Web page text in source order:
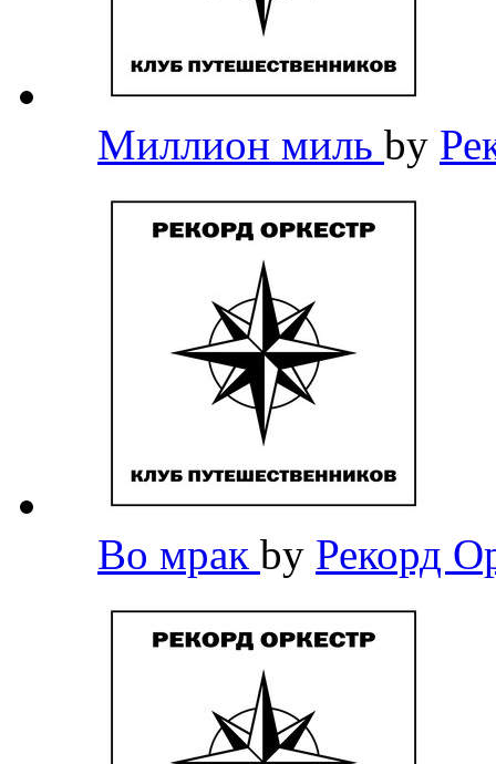
Миллион миль by
Во мрак by Рекорд